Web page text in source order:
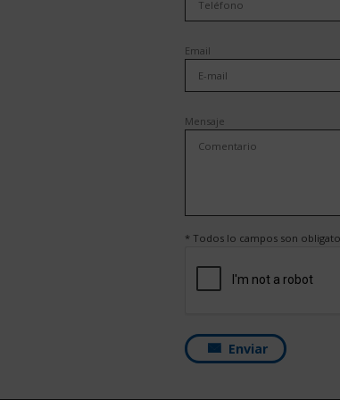
Email
Mensaje
* Todos lo campos son
Enviar